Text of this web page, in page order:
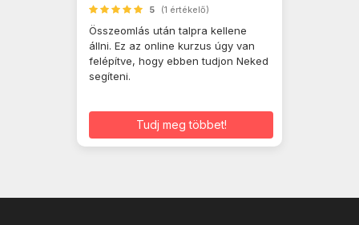
5 (1 értékelő)
Összeomlás után talpra kellene
állni. Ez az online kurzus úgy van
felépítve, hogy ebben tudjon Neked
segíteni.
Tudj meg többet!